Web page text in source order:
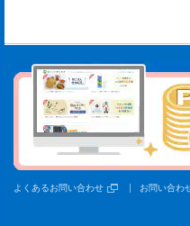
よくあるお問い合わせ お問い合わ